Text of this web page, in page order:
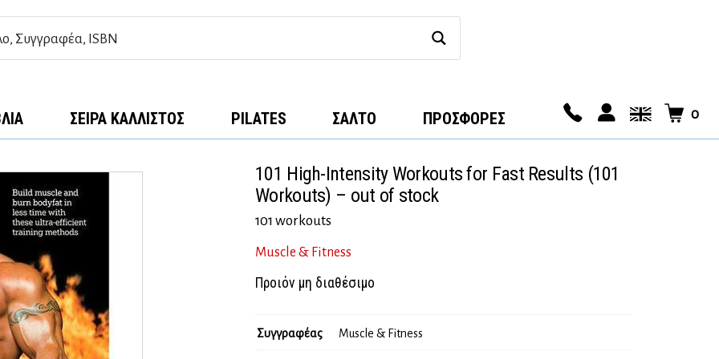
ΣΕΙΡΆ ΚΆΛΛΙΣΤΟΣ PILATES ΣΑΛΤΟ ΠΡΟΣΦΟΡΕΣ 0
101 High-Intensity Workouts for Fast Results (101
Workouts) – out of stock
101 workouts
Muscle & Fitness
Προιόν μη διαθέσιμο
Συγγραφέας Muscle & Fitness